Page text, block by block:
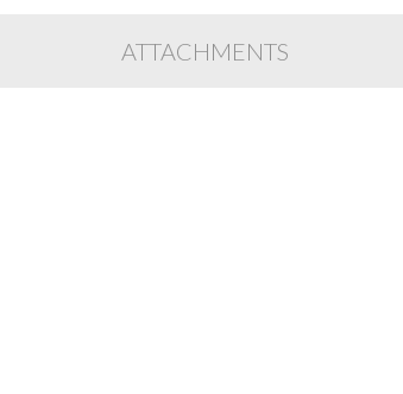
ATTACHMENTS